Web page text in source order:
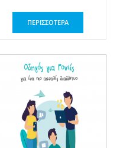
ΠΕΡΙΣΣΟΤΕΡΑ